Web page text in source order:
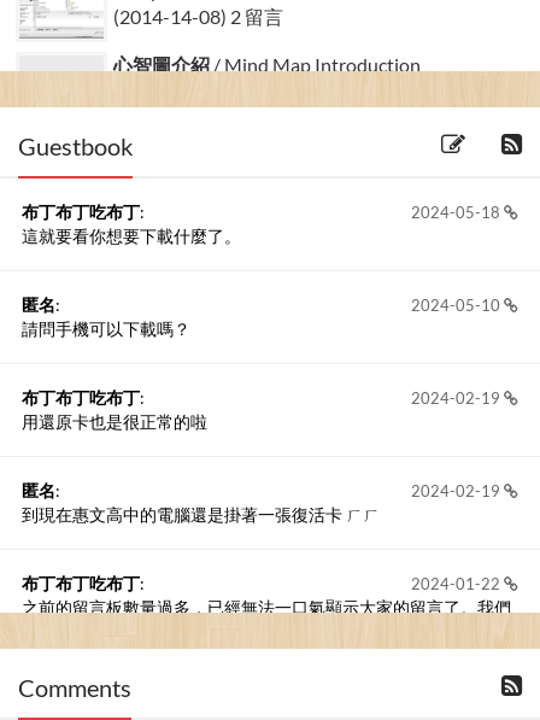
(2014-14-08) 2 留言
心智圖介紹 / Mind Map Introduction
Guestbook
2024-05-18
布丁布丁吃布丁:
這就要看你想要下載什麼了。
2024-05-10
匿名:
請問手機可以下載嗎？
2024-02-19
布丁布丁吃布丁:
用還原卡也是很正常的啦
2024-02-19
匿名:
到現在惠文高中的電腦還是掛著一張復活卡 ㄏㄏ
2024-01-22
布丁布丁吃布丁:
之前的留言板數量過多，已經無法一口氣顯示大家的留言了。我們
Comments